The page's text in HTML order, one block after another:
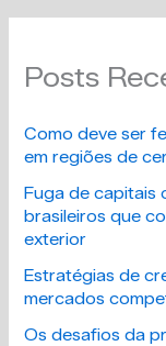
Posts
Como deve ser
em regiões de
Fuga de capitais
brasileiros que
exterior
Estratégias de
mercados
Os desafios da